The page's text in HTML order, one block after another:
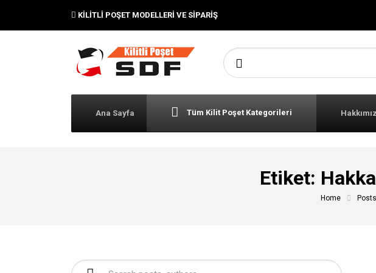
KILITLI POŞET MODELLERI VE SIPARIŞ
Şunu ara:
Ana Sayfa Tüm Kilit Poşet Kategorileri
Etiket:
Home
Şunu ara: